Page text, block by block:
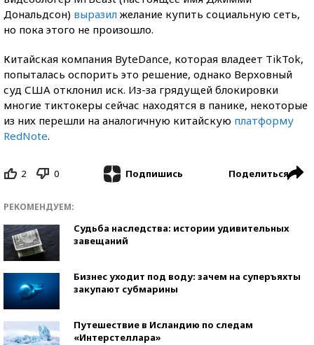
Дональдсон) выразил желание купить социальную сеть,
но пока этого не произошло.
Китайская компания ByteDance, которая владеет TikTok,
попыталась оспорить это решение, однако Верховный
суд США отклонил иск. Из-за грядущей блокировки
многие тиктокеры сейчас находятся в панике, некоторые
из них перешли на аналогичную китайскую платформу
RedNote.
2 0 Подпишись Поделиться
РЕКОМЕНДУЕМ:
Судьба наследства: истории удивительных
завещаний
Бизнес уходит под воду: зачем на суперъяхты
закупают субмарины
Путешествие в Исландию по следам
«Интерстеллара»